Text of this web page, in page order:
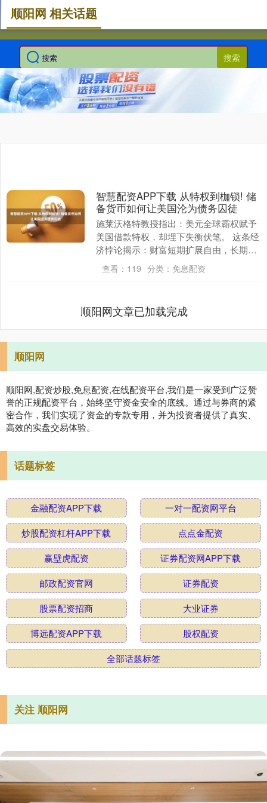
搜索
顺阳网 相关话题
智慧配资APP下载 从特权到枷锁! 储
备货币如何让美国沦为债务囚徒
施莱沃格特教授指出：美元全球霸权赋予
美国借款特权，却埋下失衡伏笔。 这条经
济悖论揭示：财富短期扩展自由，长期却
演变为义务枷锁。 美元作为世界储备货
币，让美国以优....
查看： 119 分类： 免息配资
顺阳网文章已加载完成
顺阳网
顺阳网,配资炒股,免息配资,在线配资平台,我们是一家受到广泛赞
誉的正规配资平台，始终坚守资金安全的底线。通过与券商的紧
密合作，我们实现了资金的专款专用，并为投资者提供了真实、
高效的实盘交易体验。
话题标签
金融配资APP下载
一对一配资网平台
炒股配资杠杆APP下载
点点金配资
赢壁虎配资
证券配资网APP下载
邮政配资官网
证券配资
股票配资招商
大业证券
博远配资APP下载
股权配资
全部话题标签
关注 顺阳网